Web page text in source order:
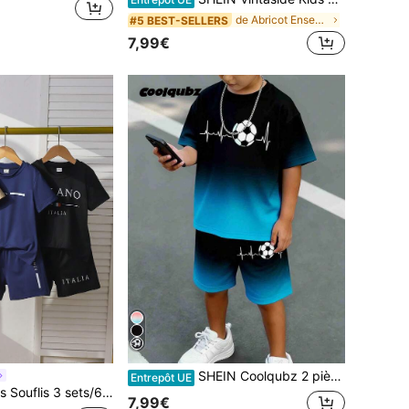
#5 BEST-SELLERS de Abricot Ensembles pour jeunes garçons
7,99€
à manches courtes et short imprimé slogan décontracté pour garçons, convient pour le quotidien, les vacances, les sports, l'été
Entrepôt UE SHEIN Coolqubz 2 pièces/Ensemble T-shirt à manches courtes et short décontractés créatifs avec imprimé dégradé de football pour jeunes garçons, port quotidien confortable pour le printemps et l'été
7,99€